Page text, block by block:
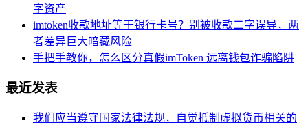
字资产
imtoken收款地址等于银行卡号？别被收款二字误导，两
者差异巨大暗藏风险
手把手教你，怎么区分真假imToken 远离钱包诈骗陷阱
最近发表
我们应当遵守国家法律法规，自觉抵制虚拟货币相关的